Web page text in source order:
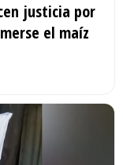
justicia por
el maíz